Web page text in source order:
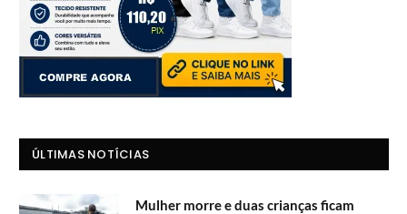
ÚLTIMAS NOTÍCIAS
Mulher morre e duas crianças ficam